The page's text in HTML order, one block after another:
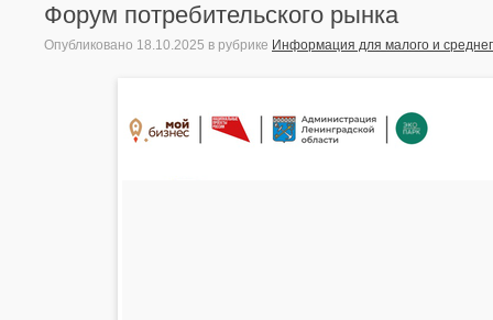
Форум потребительского рынка
Опубликовано 18.10.2025 в рубрике Информация для малого и